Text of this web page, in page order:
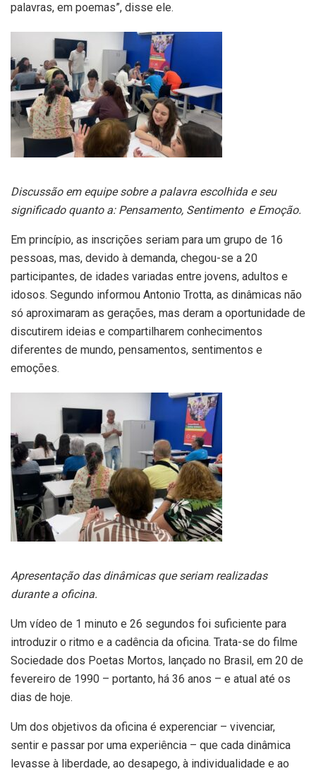
palavras, em poemas”, disse ele.
Discussão em equipe sobre a palavra escolhida e seu
significado quanto a: Pensamento, Sentimento e Emoção.
Em princípio, as inscrições seriam para um grupo de 16
pessoas, mas, devido à demanda, chegou-se a 20
participantes, de idades variadas entre jovens, adultos e
idosos. Segundo informou Antonio Trotta, as dinâmicas não
só aproximaram as gerações, mas deram a oportunidade de
discutirem ideias e compartilharem conhecimentos
diferentes de mundo, pensamentos, sentimentos e
emoções.
Apresentação das dinâmicas que seriam realizadas
durante a oficina.
Um vídeo de 1 minuto e 26 segundos foi suficiente para
introduzir o ritmo e a cadência da oficina. Trata-se do filme
Sociedade dos Poetas Mortos, lançado no Brasil, em 20 de
fevereiro de 1990 – portanto, há 36 anos – e atual até os
dias de hoje.
Um dos objetivos da oficina é experenciar – vivenciar,
sentir e passar por uma experiência – que cada dinâmica
levasse à liberdade, ao desapego, à individualidade e ao